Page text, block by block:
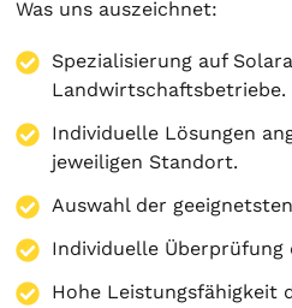
Was uns auszeichnet:
Spezialisierung auf
Landwirtschaftsbetriebe.
Individuelle Lösungen
jeweiligen Standort.
Auswahl der
Individuelle Überprüfung
Hohe Leistungsfähigkeit